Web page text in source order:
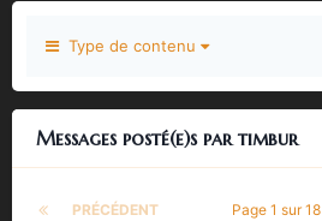
Type de contenu
Messages posté(e)s par timbur
PRÉCÉDENT Page 1 sur 18